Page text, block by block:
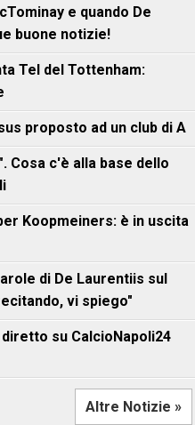
e quando De
buone notizie!
Tel del Tottenham:
proposto ad un club di A
Cosa c'è alla base dello
Koopmeiners: è in uscita
di De Laurentiis sul
vi spiego"
diretto su CalcioNapoli24
Altre Notizie »